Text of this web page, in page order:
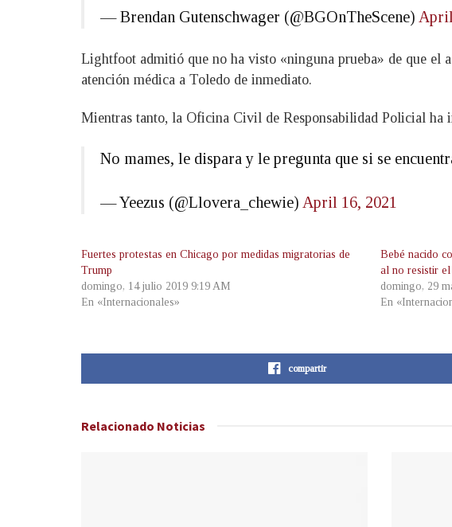
— Brendan Gutenschwager (@BGOnTheScene)
Lightfoot admitió que no ha visto «ninguna prueba» de que el
atención médica a Toledo de inmediato.
Mientras tanto, la Oficina Civil de Responsabilidad Policial ha
No mames, le dispara y le pregunta que si se
— Yeezus (@Llovera_chewie) April 16, 2021
Fuertes protestas en Chicago por medidas migratorias de
Trump
domingo, 14 julio 2019 9:19 AM
En «Internacionales»
Bebé nacido
al no resistir
domingo, 29
En
compartir
Relacionado Noticias